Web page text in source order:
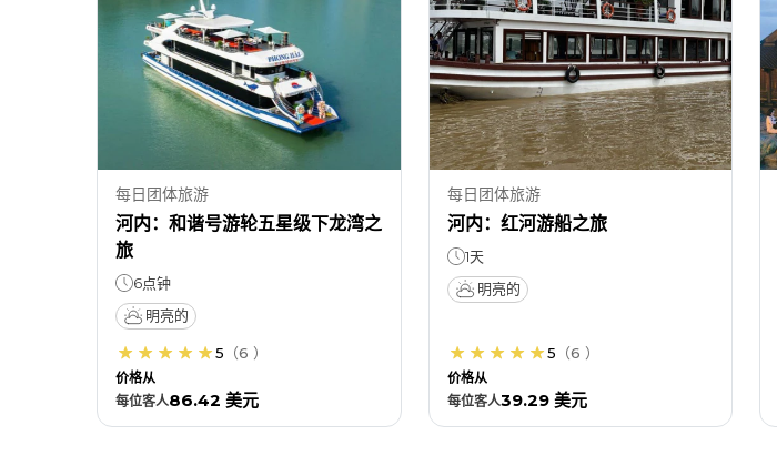
每日团体旅游
河内：和谐号游轮五星级下龙湾之
旅
6点钟
明亮的
5 （6 ）
价格从
每位客人86.42 美元
每日团体旅游
河内：红河游船之旅
1天
明亮的
5 （6 ）
价格从
每位客人39.29 美元